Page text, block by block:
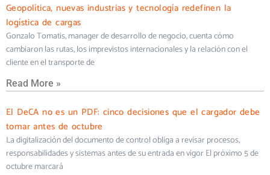
Geopolítica, nuevas industrias y tecnología redefinen la
logística de cargas
Gonzalo Tomatis, manager de desarrollo de negocio, cuenta cómo
cambiaron las rutas, los imprevistos internacionales y la relación con el
cliente en el transporte de
Read More »
El DeCA no es un PDF: cinco decisiones que el cargador debe
tomar antes de octubre
La digitalización del documento de control obliga a revisar procesos,
responsabilidades y sistemas antes de su entrada en vigor El próximo 5 de
octubre marcará